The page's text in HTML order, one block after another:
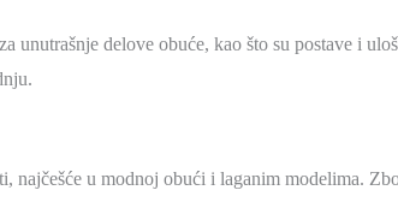
unutrašnje delove obuće, kao što su postave i
najčešće u modnoj obući i laganim modelima.